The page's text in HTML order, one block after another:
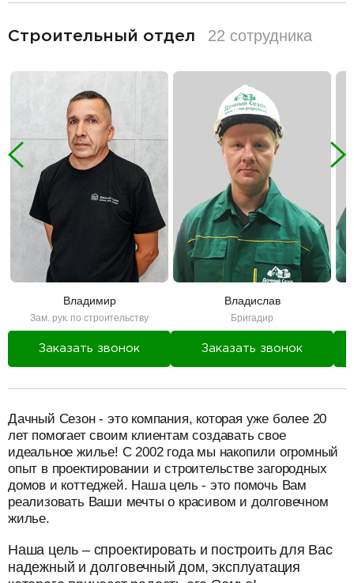
Строительный отдел 22 сотрудника
Владимир
Зам. рук. по строительству
Заказать звонок
Владислав
Бригадир
Заказать звонок
Дачный Сезон - это компания, которая уже более 20
лет помогает своим клиентам создавать свое
идеальное жилье! С 2002 года мы накопили огромный
опыт в проектировании и строительстве загородных
домов и коттеджей. Наша цель - это помочь Вам
реализовать Ваши мечты о красивом и долговечном
жилье.
Наша цель – спроектировать и построить для Вас
надежный и долговечный дом, эксплуатация